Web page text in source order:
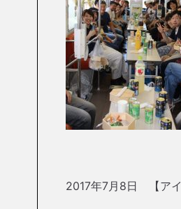
2017年7月8日 【アイ